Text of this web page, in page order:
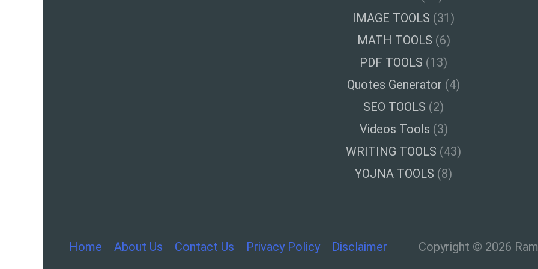
IMAGE TOOLS (31)
MATH TOOLS (6)
PDF TOOLS (13)
Quotes Generator (4)
SEO TOOLS (2)
Videos Tools (3)
WRITING TOOLS (43)
YOJNA TOOLS (8)
Home About Us Contact Us Privacy Policy Disclaimer Copyright © 2026